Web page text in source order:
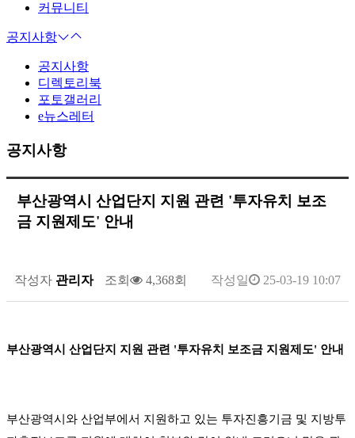
커뮤니티
공지사항
공지사항
디렉토리북
포토갤러리
e뉴스레터
공지사항
부산광역시 산업단지 지원 관련 '투자유치 보조
금 지원제도' 안내
작성자 관리자 조회 4,368회 작성일 25-03-19 10:07
부산광역시 산업단지 지원 관련 '투자유치 보조금 지원제도' 안내
부산광역시와 산업부에서 지원하고 있는 투자진흥기금 및 지방투